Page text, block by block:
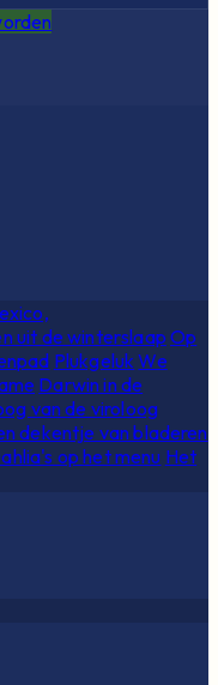
uit de winterslaap Op
Plukgeluk We
Darwin in de
van de viroloog
dekentje van bladeren
op het menu Het